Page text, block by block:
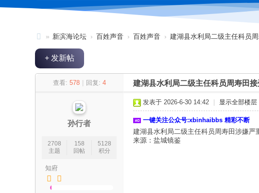
新
滨
» 新滨海论坛 › 百姓声音 › 百姓声音 › 建湖县水利局二级主任科员
+ 发新帖
查看: 578 回复: 4 建湖县水利局二级主任科员周寿田
孙行者
2708
主题
158
回帖
5128
积分
知府
发表于 2026-6-30 14:42 显示全部楼层
一键关注公众号:xbinhaibbs 精彩不断
建湖县水利局二级主任科员周寿田涉嫌
来源：盐城镜鉴